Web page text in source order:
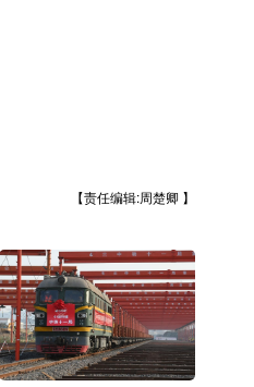
【责任编辑:周楚卿 】